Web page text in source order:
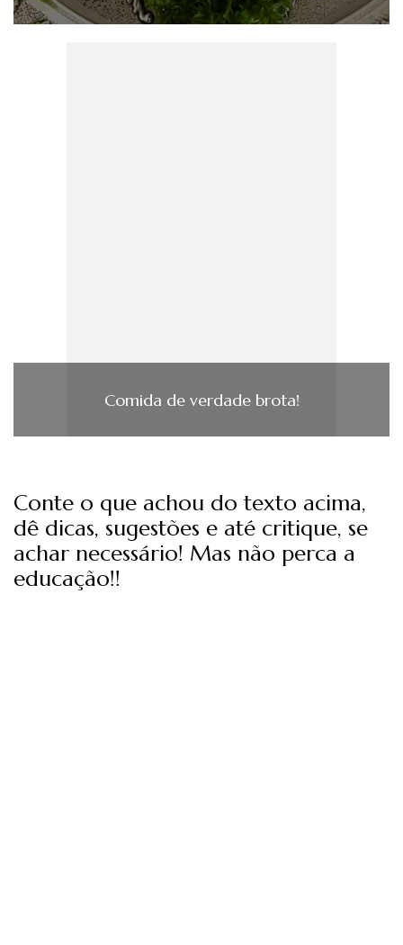
Comida de verdade brota!
Conte o que achou do texto acima,
dê dicas, sugestões e até critique, se
achar necessário! Mas não perca a
educação!!